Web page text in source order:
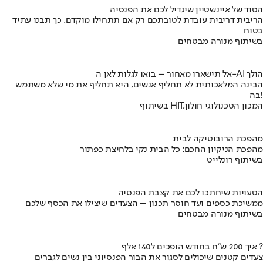
הסוד של איינשטיין שיגדיל לכם את הפנסיה
הריבית דריבית עובדת לטובתכם רק אם תתחילו מוקדם. כך תבנו עתיד
בטוח
בשיתוף מנורה מבטחים
אל תישארו מאחור – בואו לגלות לאן ה-AI הולך
הבינה המלאכותית לא תחליף אנשים, היא תחליף את מי שלא משתמש
בה!
בשיתוף HIT,המכון הטכנולוגי חולון
מהפכת הרובוטיקה לבית
מהפכת הניקיון החכם: כל הבית נקי בלחיצת כפתור
בשיתוף רונלייט
הטעויות שיחתכו לכם את קצבת הפנסיה
ממשיכת כספים ועד חוסר תכנון – הצעדים שיצילו את הכסף שלכם
בשיתוף מנורה מבטחים
איך 200 ש"ח בחודש הופכים ל140 אלף ?
צעדים קטנים שיכולים לסגור את הבור הפנסיוני בין נשים לגברים